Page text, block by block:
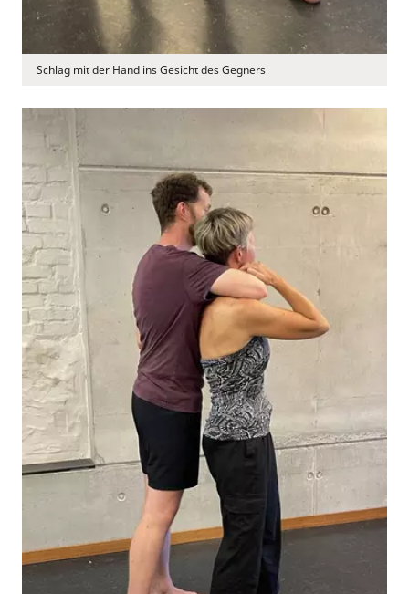
Schlag mit der Hand ins Gesicht des Gegners